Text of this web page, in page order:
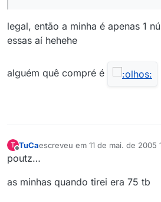
legal, então a minha é apenas 1
essas aí hehehe
alguém quê compré é
T
Offline
TuCaescreveu em 11 de mai. de 2005
última edição por
poutz…
as minhas quando tirei era 75 tb